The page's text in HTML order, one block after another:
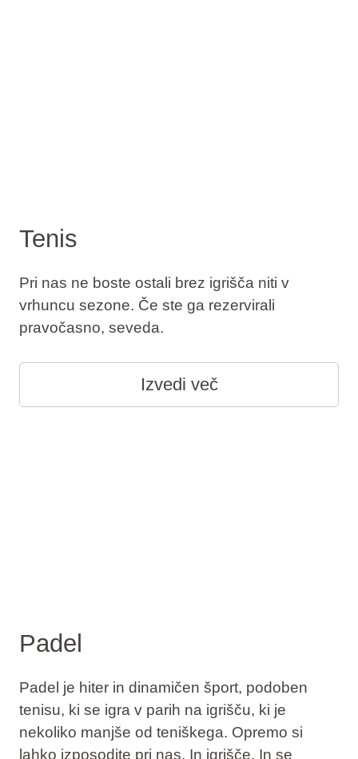
Tenis
Pri nas ne boste ostali brez igrišča niti v
vrhuncu sezone. Če ste ga rezervirali
pravočasno, seveda.
Izvedi več
Padel
Padel je hiter in dinamičen šport, podoben
tenisu, ki se igra v parih na igrišču, ki je
nekoliko manjše od teniškega. Opremo si
lahko izposodite pri nas. In igrišče. In se